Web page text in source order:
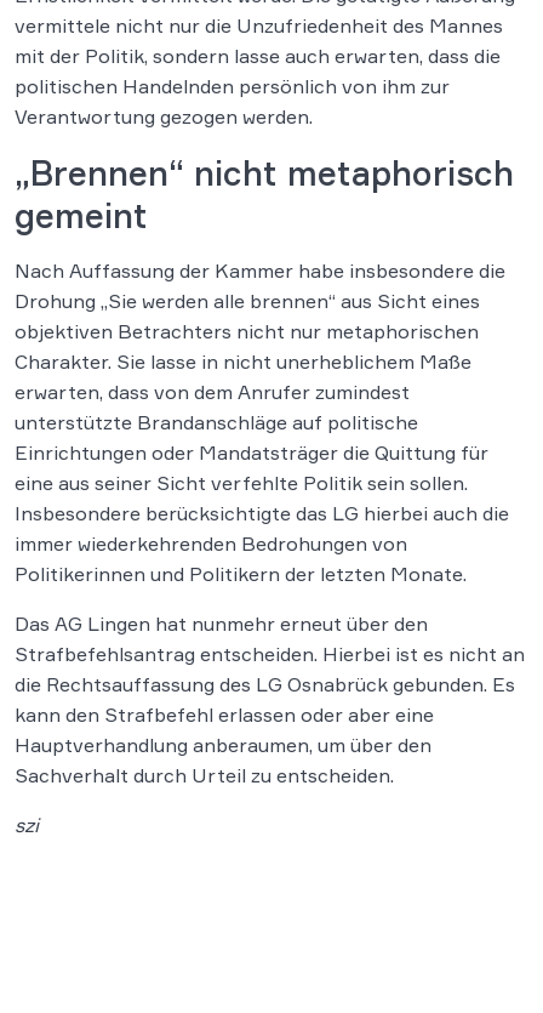
vermittele nicht nur die Unzufriedenheit des Mannes
mit der Politik, sondern lasse auch erwarten, dass die
politischen Handelnden persönlich von ihm zur
Verantwortung gezogen werden.
„Brennen“ nicht metaphorisch
gemeint
Nach Auffassung der Kammer habe insbesondere die
Drohung „Sie werden alle brennen“ aus Sicht eines
objektiven Betrachters nicht nur metaphorischen
Charakter. Sie lasse in nicht unerheblichem Maße
erwarten, dass von dem Anrufer zumindest
unterstützte Brandanschläge auf politische
Einrichtungen oder Mandatsträger die Quittung für
eine aus seiner Sicht verfehlte Politik sein sollen.
Insbesondere berücksichtigte das LG hierbei auch die
immer wiederkehrenden Bedrohungen von
Politikerinnen und Politikern der letzten Monate.
Das AG Lingen hat nunmehr erneut über den
Strafbefehlsantrag entscheiden. Hierbei ist es nicht an
die Rechtsauffassung des LG Osnabrück gebunden. Es
kann den Strafbefehl erlassen oder aber eine
Hauptverhandlung anberaumen, um über den
Sachverhalt durch Urteil zu entscheiden.
szi